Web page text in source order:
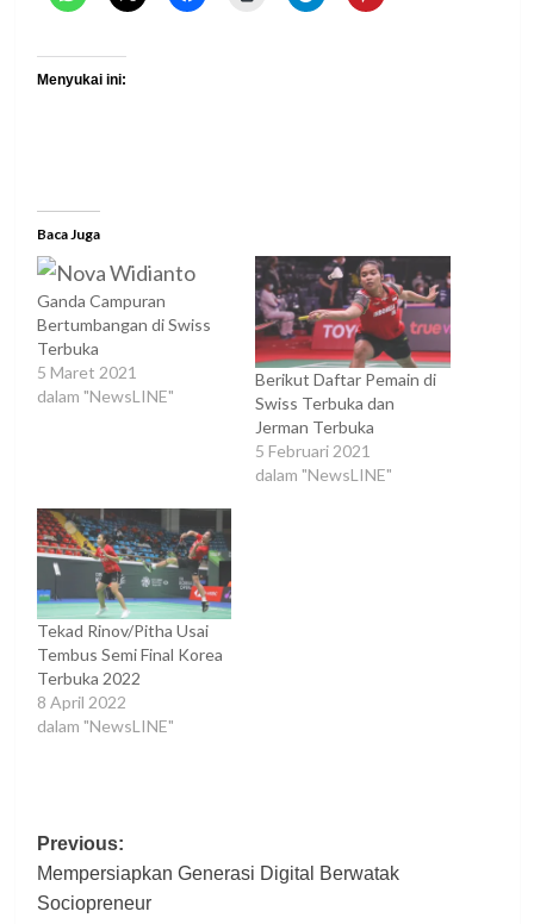
Menyukai ini:
Baca Juga
Ganda Campuran
Bertumbangan di Swiss
Terbuka
5 Maret 2021
dalam "NewsLINE"
Berikut Daftar Pemain di
Swiss Terbuka dan
Jerman Terbuka
5 Februari 2021
dalam "NewsLINE"
Tekad Rinov/Pitha Usai
Tembus Semi Final Korea
Terbuka 2022
8 April 2022
dalam "NewsLINE"
Post
navigation
Previous:
Mempersiapkan Generasi Digital Berwatak
Sociopreneur